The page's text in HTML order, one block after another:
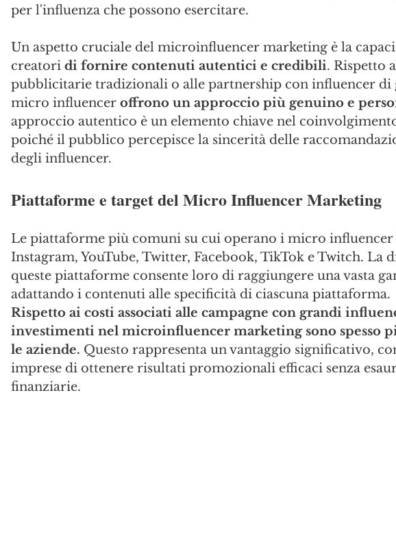
per l'influenza che possono esercitare.
Un aspetto cruciale del microinfluencer marketing è la
creatori di fornire contenuti autentici e credibili. Rispetto
pubblicitarie tradizionali o alle partnership con influencer di
micro influencer offrono un approccio più genuino e
approccio autentico è un elemento chiave nel
poiché il pubblico percepisce la sincerità delle
degli influencer.
Piattaforme e target del Micro Influencer Marketing
Le piattaforme più comuni su cui operano i micro
Instagram, YouTube, Twitter, Facebook, TikTok e Twitch. La
queste piattaforme consente loro di raggiungere una vasta
adattando i contenuti alle specificità di ciascuna piattaforma.
Rispetto ai costi associati alle campagne con grandi
investimenti nel microinfluencer marketing sono spesso
le aziende. Questo rappresenta un vantaggio significativo,
imprese di ottenere risultati promozionali efficaci senza
finanziarie.